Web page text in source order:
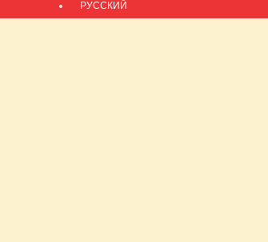
РУССКИЙ